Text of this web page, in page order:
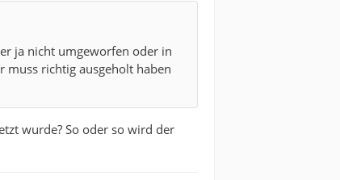
ja nicht umgeworfen oder in
muss richtig ausgeholt haben
wurde? So oder so wird der